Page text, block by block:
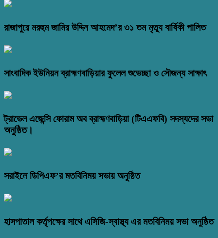
রাজাপুরে মরহুম জামির উদ্দিন আহমেদ’র ৩১ তম মৃত্যু বার্ষিকী পালিত
সাংবাদিক ইউনিয়ন ব্রাহ্মণবাড়িয়ার ফুলেল শুভেচ্ছা ও সৌজন্য সাক্ষাৎ
ট্রাভেল এজেন্সি ফোরাম অব ব্রাহ্মণবাড়িয়া (টিএএফবি) সদস্যদের সভা
অনুষ্ঠিত।
সরাইলে ডিপিএফ’র মতবিনিময় সভায় অনুষ্ঠিত
হাসপাতাল কর্তৃপক্ষের সাথে এসিজি-স্বাস্থ্য এর মতবিনিময় সভা অনুষ্ঠিত